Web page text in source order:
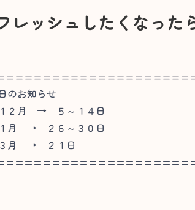
レッシュしたくなっ
のお知らせ
２月 → ５～１４日
月 → ２６～３０日
月 → ２１日